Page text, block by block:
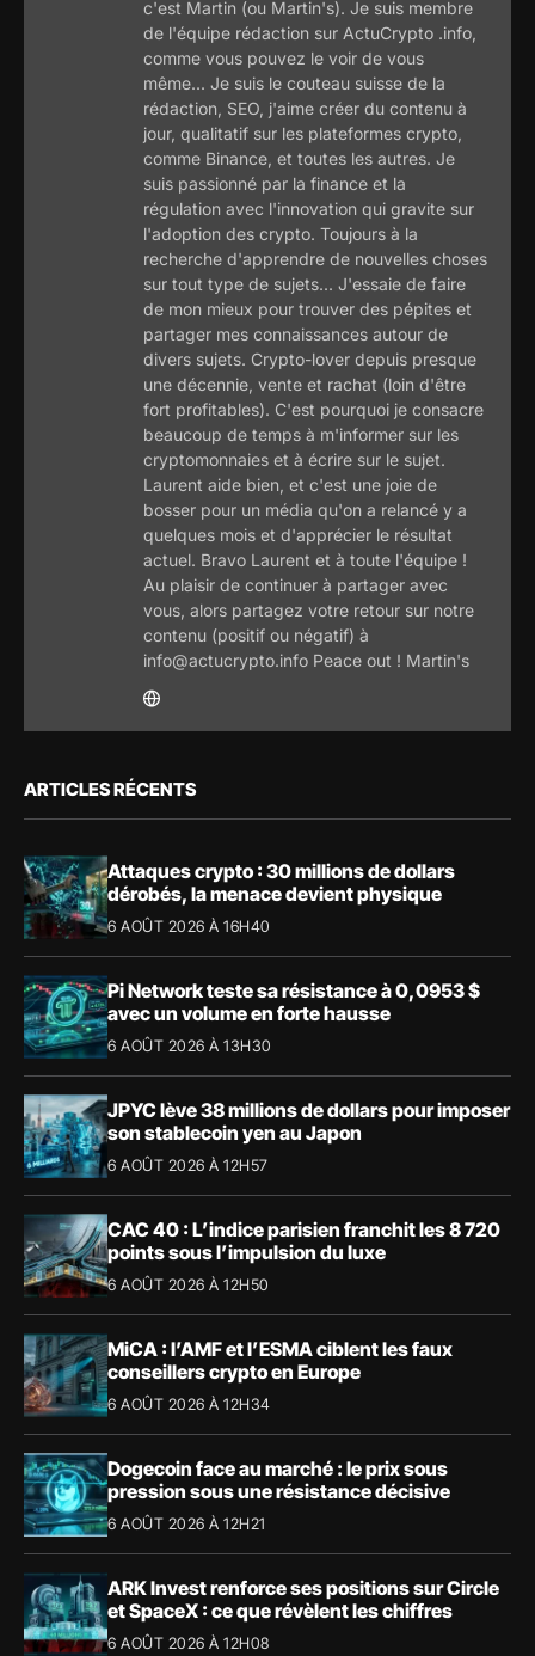
c'est Martin (ou Martin's). Je suis membre
de l'équipe rédaction sur ActuCrypto .info,
comme vous pouvez le voir de vous
même... Je suis le couteau suisse de la
rédaction, SEO, j'aime créer du contenu à
jour, qualitatif sur les plateformes crypto,
comme Binance, et toutes les autres. Je
suis passionné par la finance et la
régulation avec l'innovation qui gravite sur
l'adoption des crypto. Toujours à la
recherche d'apprendre de nouvelles choses
sur tout type de sujets... J'essaie de faire
de mon mieux pour trouver des pépites et
partager mes connaissances autour de
divers sujets. Crypto-lover depuis presque
une décennie, vente et rachat (loin d'être
fort profitables). C'est pourquoi je consacre
beaucoup de temps à m'informer sur les
cryptomonnaies et à écrire sur le sujet.
Laurent aide bien, et c'est une joie de
bosser pour un média qu'on a relancé y a
quelques mois et d'apprécier le résultat
actuel. Bravo Laurent et à toute l'équipe !
Au plaisir de continuer à partager avec
vous, alors partagez votre retour sur notre
contenu (positif ou négatif) à
info@actucrypto.info Peace out ! Martin's
ARTICLES RÉCENTS
Attaques crypto : 30 millions de dollars
dérobés, la menace devient physique
6 AOÛT 2026 À 16H40
Pi Network teste sa résistance à 0,0953 $
avec un volume en forte hausse
6 AOÛT 2026 À 13H30
JPYC lève 38 millions de dollars pour imposer
son stablecoin yen au Japon
6 AOÛT 2026 À 12H57
CAC 40 : L’indice parisien franchit les 8 720
points sous l’impulsion du luxe
6 AOÛT 2026 À 12H50
MiCA : l’AMF et l’ESMA ciblent les faux
conseillers crypto en Europe
6 AOÛT 2026 À 12H34
Dogecoin face au marché : le prix sous
pression sous une résistance décisive
6 AOÛT 2026 À 12H21
ARK Invest renforce ses positions sur Circle
et SpaceX : ce que révèlent les chiffres
6 AOÛT 2026 À 12H08